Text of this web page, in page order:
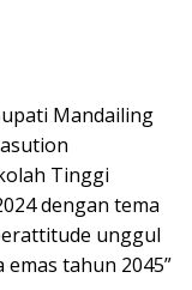
Mandailing
Tinggi
dengan tema
unggul
tahun 2045”